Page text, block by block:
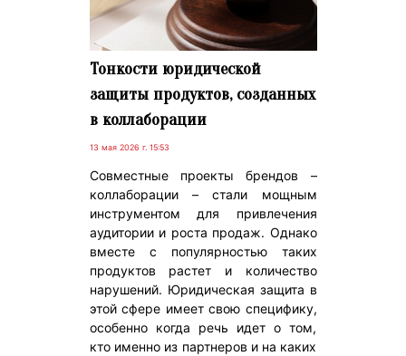
Тонкости юридической
защиты продуктов, созданных
в коллаборации
13 мая 2026 г. 15:53
Совместные проекты брендов –
коллаборации – стали мощным
инструментом для привлечения
аудитории и роста продаж. Однако
вместе с популярностью таких
продуктов растет и количество
нарушений. Юридическая защита в
этой сфере имеет свою специфику,
особенно когда речь идет о том,
кто именно из партнеров и на каких